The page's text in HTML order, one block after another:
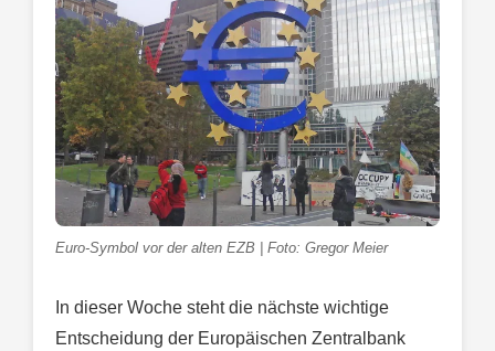
Euro-Symbol vor der alten EZB | Foto: Gregor Meier
In dieser Woche steht die nächste wichtige
Entscheidung der Europäischen Zentralbank